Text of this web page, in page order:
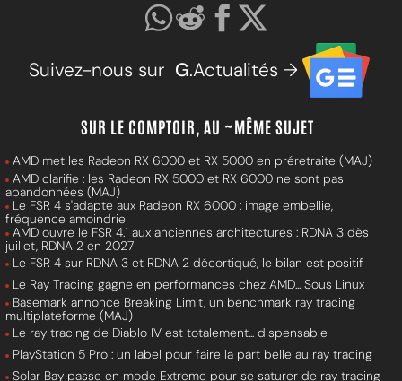
Suivez-nous sur G.Actualités →
SUR LE COMPTOIR, AU ~MÊME SUJET
AMD met les Radeon RX 6000 et RX 5000 en préretraite (MAJ)
AMD clarifie : les Radeon RX 5000 et RX 6000 ne sont pas
abandonnées (MAJ)
Le FSR 4 s'adapte aux Radeon RX 6000 : image embellie,
fréquence amoindrie
AMD ouvre le FSR 4.1 aux anciennes architectures : RDNA 3 dès
juillet, RDNA 2 en 2027
Le FSR 4 sur RDNA 3 et RDNA 2 décortiqué, le bilan est positif
Le Ray Tracing gagne en performances chez AMD... Sous Linux
Basemark annonce Breaking Limit, un benchmark ray tracing
multiplateforme (MAJ)
Le ray tracing de Diablo IV est totalement... dispensable
PlayStation 5 Pro : un label pour faire la part belle au ray tracing
Solar Bay passe en mode Extreme pour se saturer de ray tracing